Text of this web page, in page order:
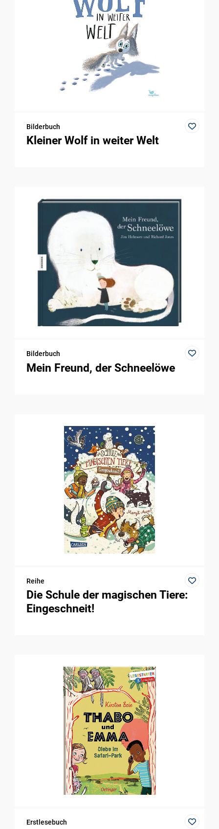
Bilderbuch
Kleiner Wolf in weiter Welt
Bilderbuch
Mein Freund, der Schneelöwe
Reihe
Die Schule der magischen Tiere:
Eingeschneit!
Erstlesebuch